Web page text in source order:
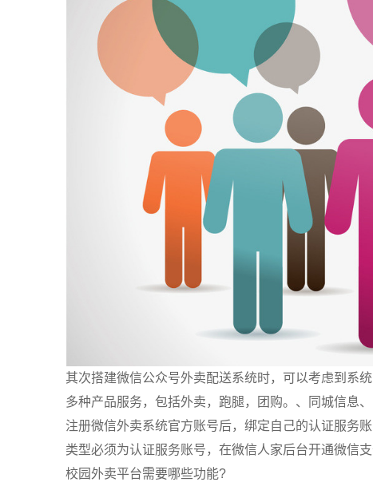
其次搭建微信公众号外卖配送系统时，可以考虑到系
多种产品服务，包括外卖，跑腿，团购。、同城信息
注册微信外卖系统官方账号后，绑定自己的认证服务
类型必须为认证服务账号，在微信人家后台开通微信
校园外卖平台需要哪些功能?